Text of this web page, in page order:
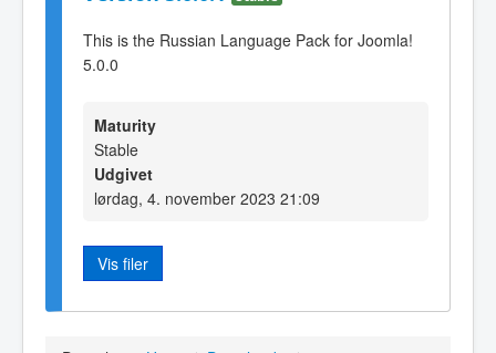
This is the Russian Language Pack for Joomla!
5.0.0
Maturity
Stable
Udgivet
lørdag, 4. november 2023 21:09
Vis filer